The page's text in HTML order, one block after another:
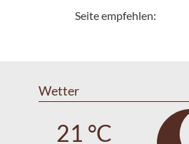
Seite empfehlen:
Wetter
21 °C